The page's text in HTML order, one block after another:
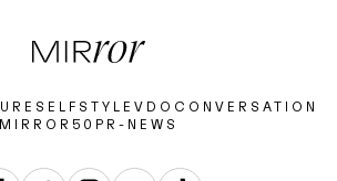
SELF STYLE VDO CONVERSATION
MIRROR50 PR-NEWS